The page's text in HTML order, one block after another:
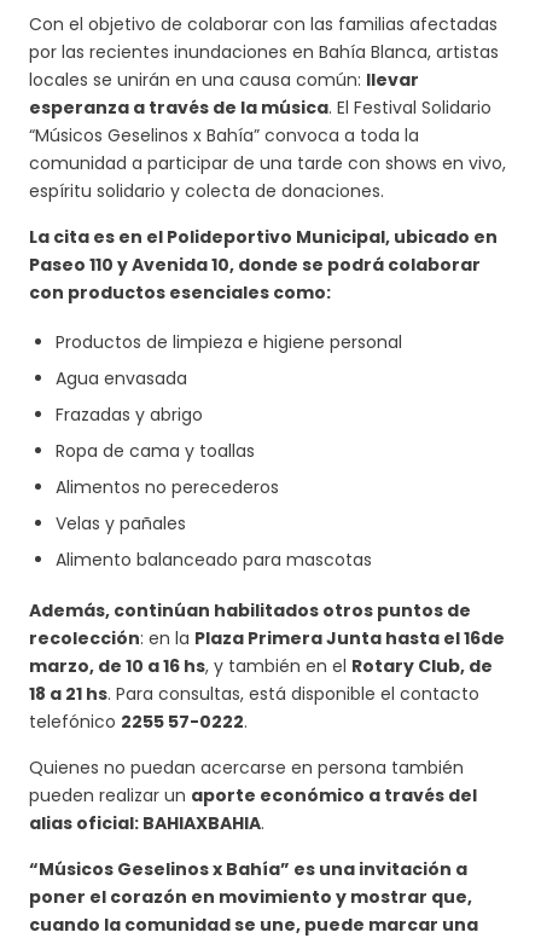
Con el objetivo de colaborar con las familias afectadas
por las recientes inundaciones en Bahía Blanca, artistas
locales se unirán en una causa común: llevar
esperanza a través de la música. El Festival Solidario
“Músicos Geselinos x Bahía” convoca a toda la
comunidad a participar de una tarde con shows en vivo,
espíritu solidario y colecta de donaciones.
La cita es en el Polideportivo Municipal, ubicado en
Paseo 110 y Avenida 10, donde se podrá colaborar
con productos esenciales como:
Productos de limpieza e higiene personal
Agua envasada
Frazadas y abrigo
Ropa de cama y toallas
Alimentos no perecederos
Velas y pañales
Alimento balanceado para mascotas
Además, continúan habilitados otros puntos de
recolección: en la Plaza Primera Junta hasta el 16de
marzo, de 10 a 16 hs, y también en el Rotary Club, de
18 a 21 hs. Para consultas, está disponible el contacto
telefónico 2255 57-0222.
Quienes no puedan acercarse en persona también
pueden realizar un aporte económico a través del
alias oficial: BAHIAXBAHIA.
“Músicos Geselinos x Bahía” es una invitación a
poner el corazón en movimiento y mostrar que,
cuando la comunidad se une, puede marcar una